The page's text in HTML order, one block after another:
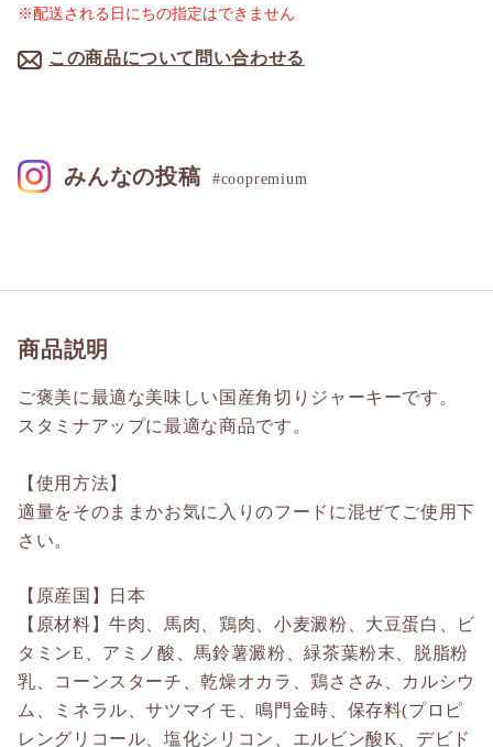
この商品について問い合わせる
※配送される日にちの指定はできません
商品説明
ご褒美に最適な美味しい国産角切りジャーキーです。
スタミナアップに最適な商品です。
【使用方法】
適量をそのままかお気に入りのフードに混ぜてご使用下
さい。
【原産国】日本
【原材料】牛肉、馬肉、鶏肉、小麦澱粉、大豆蛋白、ビ
タミンE、アミノ酸、馬鈴薯澱粉、緑茶葉粉末、脱脂粉
乳、コーンスターチ、乾燥オカラ、鶏ささみ、カルシウ
ム、ミネラル、サツマイモ、鳴門金時、保存料(プロピ
レングリコール、塩化シリコン、エルビン酸K、デビド
みんなの投稿 #coopremium